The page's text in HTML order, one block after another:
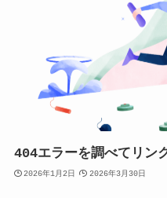
404エラーを調べてリン
2026年1月2日 2026年3月30日